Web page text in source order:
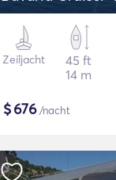
Zeiljacht
45 ft
14 m
$676/nacht